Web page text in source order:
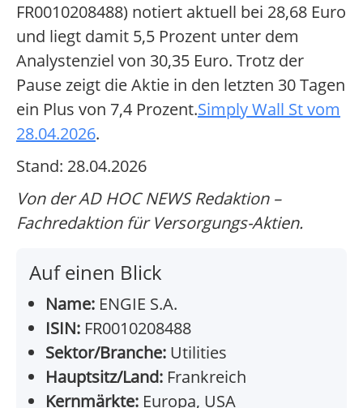
FR0010208488) notiert aktuell bei 28,68 Euro
und liegt damit 5,5 Prozent unter dem
Analystenziel von 30,35 Euro. Trotz der
Pause zeigt die Aktie in den letzten 30 Tagen
ein Plus von 7,4 Prozent.Simply Wall St vom
28.04.2026.
Stand: 28.04.2026
Von der AD HOC NEWS Redaktion –
Fachredaktion für Versorgungs-Aktien.
Auf einen Blick
Name: ENGIE S.A.
ISIN: FR0010208488
Sektor/Branche: Utilities
Hauptsitz/Land: Frankreich
Kernmärkte: Europa, USA